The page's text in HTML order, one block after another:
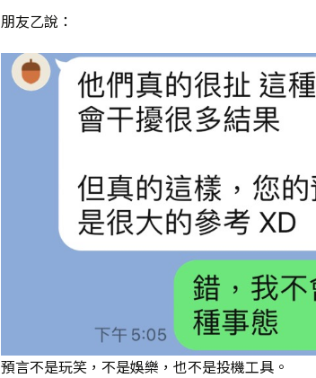
朋友乙說：
預言不是玩笑，不是娛樂，也不是投機工具。